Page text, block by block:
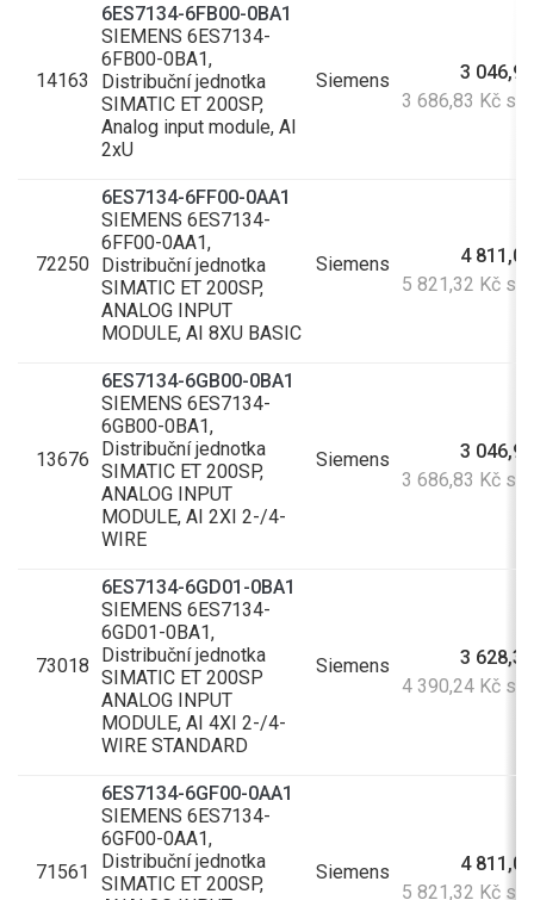
14163
6ES7134-6FB00-0BA1
SIEMENS 6ES7134-
6FB00-0BA1,
Distribuční jednotka
SIMATIC ET 200SP,
Analog input module, AI
2xU
Siemens
3
3 686,83 Kč s
72250
6ES7134-6FF00-0AA1
SIEMENS 6ES7134-
6FF00-0AA1,
Distribuční jednotka
SIMATIC ET 200SP,
ANALOG INPUT
MODULE, AI 8XU BASIC
Siemens
4
5 821,32 Kč s
13676
6ES7134-6GB00-0BA1
SIEMENS 6ES7134-
6GB00-0BA1,
Distribuční jednotka
SIMATIC ET 200SP,
ANALOG INPUT
MODULE, AI 2XI 2-/4-
WIRE
Siemens
3
3 686,83 Kč s
73018
6ES7134-6GD01-0BA1
SIEMENS 6ES7134-
6GD01-0BA1,
Distribuční jednotka
SIMATIC ET 200SP
ANALOG INPUT
MODULE, AI 4XI 2-/4-
WIRE STANDARD
Siemens
3
4 390,24 Kč s
71561
6ES7134-6GF00-0AA1
SIEMENS 6ES7134-
6GF00-0AA1,
Distribuční jednotka
SIMATIC ET 200SP,
Siemens
4
5 821,32 Kč s